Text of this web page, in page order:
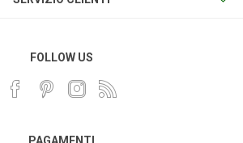
FOLLOW US